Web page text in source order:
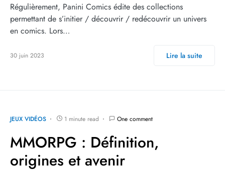
Régulièrement, Panini Comics édite des collections
permettant de s’initier / découvrir / redécouvrir un univers
en comics. Lors…
30 juin 2023 Lire la suite
JEUX VIDÉOS 1 minute read One comment
MMORPG : Définition,
origines et avenir